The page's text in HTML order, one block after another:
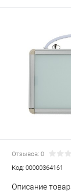
Отзывов: 0
Код: 00000364161
Описание